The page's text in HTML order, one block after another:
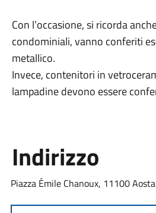
Con l’occasione, si ricorda
condominiali, vanno conferiti
metallico.
Invece, contenitori in
lampadine devono essere
Indirizzo
Piazza Émile Chanoux, 11100